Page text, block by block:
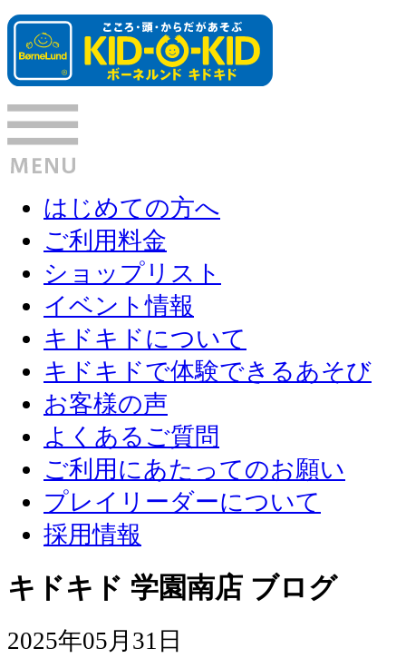
はじめての方へ
ご利用料金
ショップリスト
イベント情報
キドキドについて
キドキドで体験できるあそび
お客様の声
よくあるご質問
ご利用にあたってのお願い
プレイリーダーについて
採用情報
キドキド 学園南店 ブログ
2025年05月31日